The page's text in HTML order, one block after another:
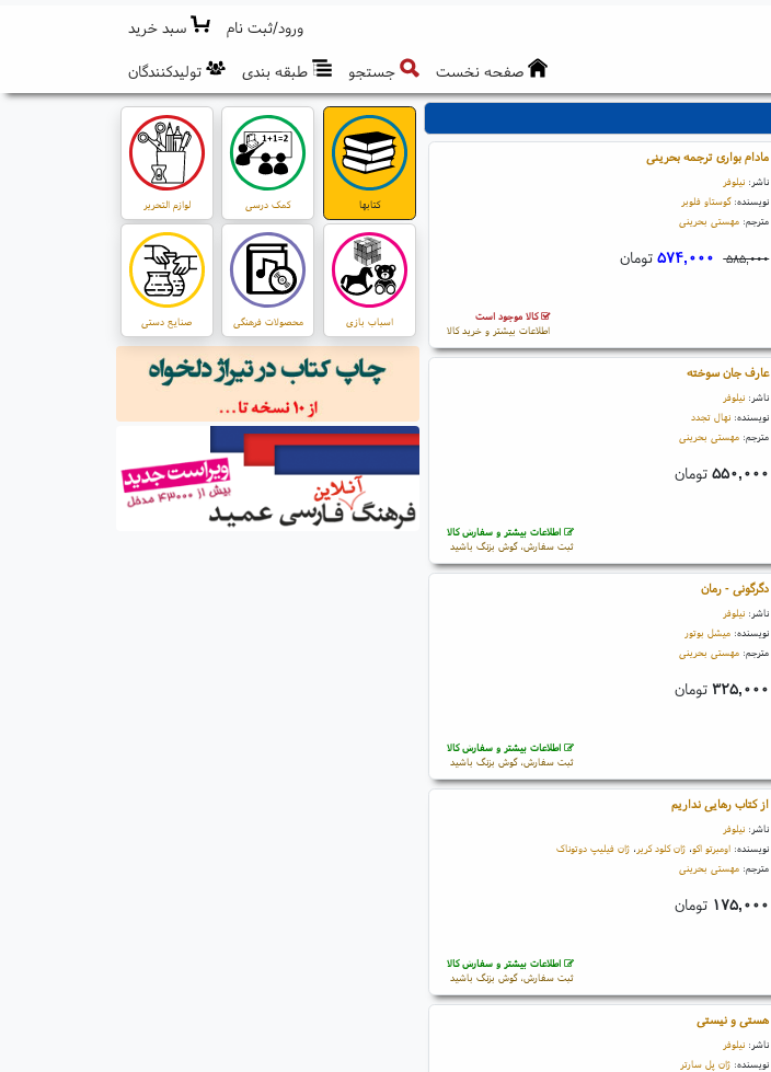
ورود/ثبت نام
سبد خرید
صفحه نخست
جستجو طبقه بندی تولیدکنندگان
مادام بواری ترجمه بحرینی
ناشر: نیلوفر
نویسنده:گوستاو فلوبر
مترجم: مهستی بحرینی
۵۸۵,۰۰۰ ۵۷۴,۰۰۰تومان
کالا موجود است
اطلاعات بیشتر و خرید کالا
عارف جان سوخته
ناشر: نیلوفر
نویسنده: نهال تجدد
مترجم: مهستی بحرینی
۵۵۰,۰۰۰تومان
اطلاعات بیشتر و سفارش کالا
ثبت سفارش، گوش بزنگ باشید
دگرگونی - رمان
ناشر: نیلوفر
نویسنده: میشل بوتور
مترجم: مهستی بحرینی
۳۲۵,۰۰۰تومان
اطلاعات بیشتر و سفارش کالا
ثبت سفارش، گوش بزنگ باشید
از کتاب رهایی نداریم
ناشر: نیلوفر
نویسنده: اومبرتو اکو، ژان کلود کریر ، ژان فیلیپ دوتوناک
مترجم: مهستی بحرینی
۱۷۵,۰۰۰ تومان
اطلاعات بیشتر و سفارش کالا
ثبت سفارش، گوش بزنگ باشید
هستی و نیستی
ناشر: نیلوفر
نویسنده: ژان پل سارتر
کتابها کمک درسی لوازم التحریر
اسباب بازی محصولات فرهنگی صنایع دستی